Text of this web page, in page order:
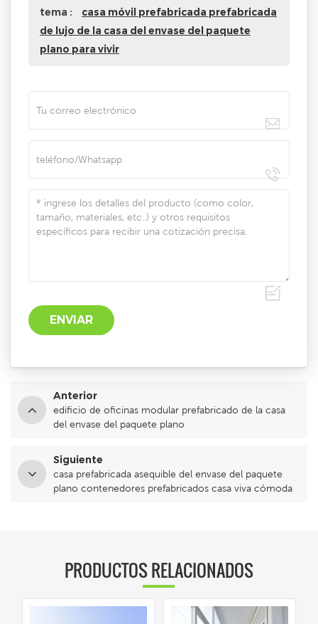
tema :
casa móvil prefabricada prefabricada
de lujo de la casa del envase del paquete
plano para vivir
Anterior
edificio de oficinas modular prefabricado de la casa
del envase del paquete plano
Siguiente
casa prefabricada asequible del envase del paquete
plano contenedores prefabricados casa viva cómoda
PRODUCTOS RELACIONADOS